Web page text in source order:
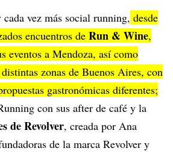
vez más social running, desde
encuentros de Run & Wine,
eventos a Mendoza, así como
zonas de Buenos Aires, con
gastronómicas diferentes;
con sus after de café y la
de Revolver, creada por Ana
de la marca Revolver y